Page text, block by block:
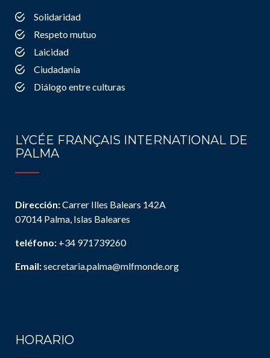
Solidaridad
Respeto mutuo
Laicidad
Ciudadanía
Diálogo entre culturas
LYCÉE FRANÇAIS INTERNATIONAL DE
PALMA
Dirección:Carrer Illes Balears 142A
07014 Palma, Islas Baleares
teléfono: +34 971739260
Email:secretaria.palma@mlfmonde.org
HORARIO